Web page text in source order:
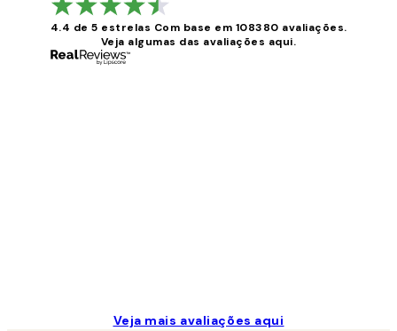
4.4 de 5 estrelas Com base em 108380 avaliações.
Veja algumas das avaliações aqui.
Veja mais avaliações aqui